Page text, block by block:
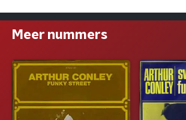
Meer nummers